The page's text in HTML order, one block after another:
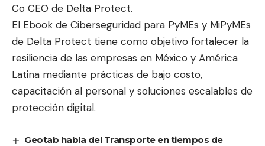
Co CEO de Delta Protect.
El Ebook de Ciberseguridad para PyMEs y MiPyMEs
de Delta Protect tiene como objetivo fortalecer la
resiliencia de las empresas en México y América
Latina mediante prácticas de bajo costo,
capacitación al personal y soluciones escalables de
protección digital.
Geotab habla del Transporte en tiempos de